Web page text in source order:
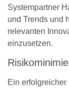
Systempartner
und Trends und
relevanten
einzusetzen.
Ein